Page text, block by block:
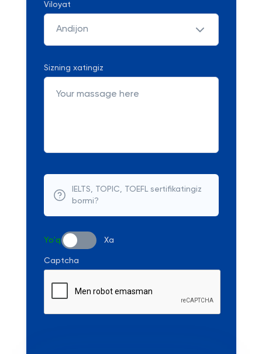
Viloyat
Andijon
Sizning xatingiz
IELTS, TOPIC, TOEFL sertifikatingiz
bormi?
Yo'q Xa
Captcha